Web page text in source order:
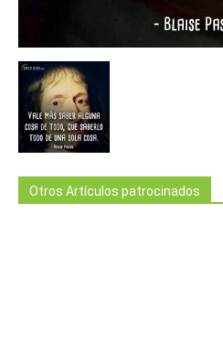
Otros Artículos patrocinados